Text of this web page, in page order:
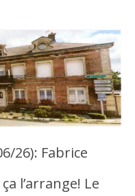
26): Fabrice
l’arrange! Le